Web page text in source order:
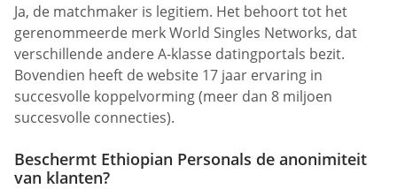
Ja, de matchmaker is legitiem. Het behoort tot het
gerenommeerde merk World Singles Networks, dat
verschillende andere A-klasse datingportals bezit.
Bovendien heeft de website 17 jaar ervaring in
succesvolle koppelvorming (meer dan 8 miljoen
succesvolle connecties).
Beschermt Ethiopian Personals de anonimiteit
van klanten?